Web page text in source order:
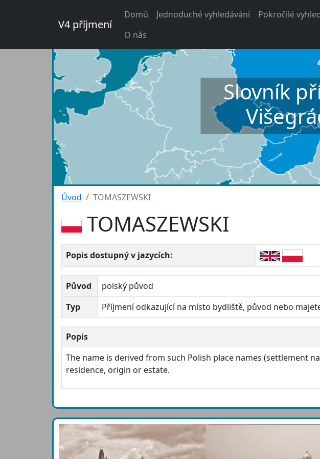
V4 příjmení
Domů Jednoduché vyhledávání Pokročilé
O nás
Slovník
Úvod TOMASZEWSKI
TOMASZEWSKI
Popis dostupný v jazycích:
Původ
polský původ
Typ
Příjmení odkazující na místo bydliště, původ nebo
Popis
The name is derived from such Polish place names (settlement
residence, origin or estate.